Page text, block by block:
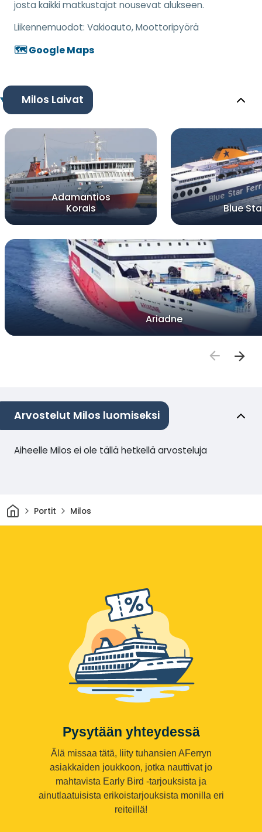
josta kaikki matkustajat nousevat alukseen.
Liikennemuodot: Vakioauto, Moottoripyörä
🗺️ Google Maps
Milos Laivat
Adamantios
Korais
Blue
Ariadne
Arvostelut Milos luomiseksi
Aiheelle Milos ei ole tällä hetkellä arvosteluja
KotiinPortit Milos
Pysytään yhteydessä
Älä missaa tätä, liity tuhansien AFerryn
asiakkaiden joukkoon, jotka nauttivat jo
mahtavista Early Bird -tarjouksista ja
ainutlaatuisista erikoistarjouksista monilla eri
reiteillä!